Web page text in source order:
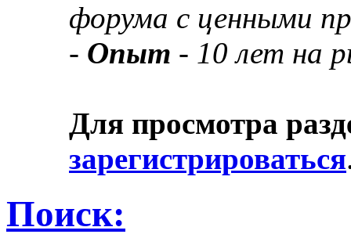
форума с ценными
- Опыт - 10 лет на
Для просмотра
зарегистрироваться
Поиск: